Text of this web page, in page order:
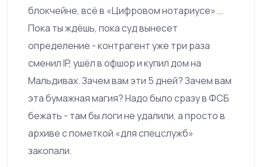
блокчейне, всё в «Цифровом нотариусе»...
Пока ты ждёшь, пока суд вынесет
определение - контрагент уже три раза
сменил IP, ушёл в офшор и купил дом на
Мальдивах. Зачем вам эти 5 дней? Зачем вам
эта бумажная магия? Надо было сразу в ФСБ
бежать - там бы логи не удалили, а просто в
архиве с пометкой «для спецслужб»
закопали.